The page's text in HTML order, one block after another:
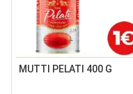
MUTTI PELATI 400 G